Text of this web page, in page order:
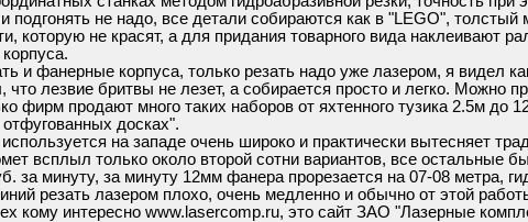
подгонять не надо, все детали собираются как в "LEGO", толстый
которую не красят, а для придания товарного вида наклеивают
и фанерные корпуса, только резать надо уже лазером, я видел
что лезвие бритвы не лезет, а собирается просто и легко. Можно
фирм продают много таких наборов от яхтенного тузика 2.5м до
досках".
на западе очень широко и практически вытесняет
всплыл только около второй сотни вариантов, все остальные
за минуту, за минуту 12мм фанера прорезается на 07-08 метра,
резать лазером плохо, очень медленно и обычно от этой
кому интересно www.lasercomp.ru, это сайт ЗАО "Лазерные